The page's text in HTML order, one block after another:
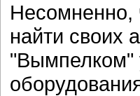
Несомненно,
найти своих
"Вымпелком"